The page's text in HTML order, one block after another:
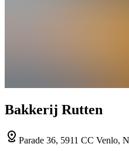
Bakkerij Rutten
Parade 36, 5911 CC Venlo,